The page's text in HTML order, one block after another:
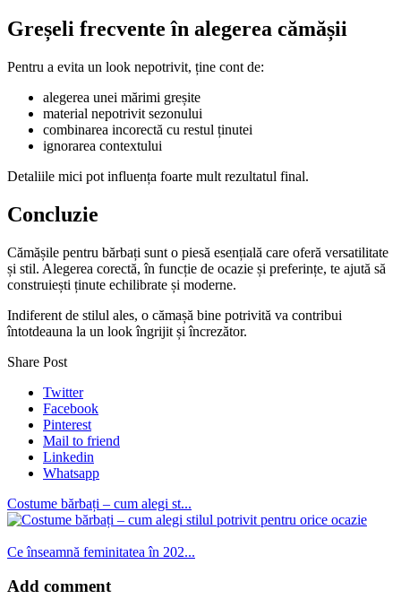
Greșeli frecvente în alegerea cămășii
Pentru a evita un look nepotrivit, ține cont de:
alegerea unei mărimi greșite
material nepotrivit sezonului
combinarea incorectă cu restul ținutei
ignorarea contextului
Detaliile mici pot influența foarte mult rezultatul final.
Concluzie
Cămășile pentru bărbați sunt o piesă esențială care oferă versatilitate
și stil. Alegerea corectă, în funcție de ocazie și preferințe, te ajută să
construiești ținute echilibrate și moderne.
Indiferent de stilul ales, o cămașă bine potrivită va contribui
întotdeauna la un look îngrijit și încrezător.
Share Post
Twitter
Facebook
Pinterest
Mail to friend
Linkedin
Whatsapp
Costume bărbați – cum alegi st...
Ce înseamnă feminitatea în 202...
Add comment